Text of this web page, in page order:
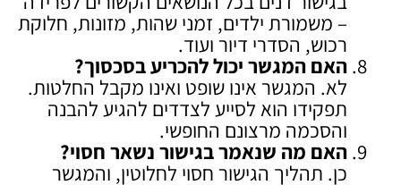
– משמורת ילדים, זמני שהות, מזונות, חלוקת
רכוש, הסדרי דיור ועוד.
האם המגשר יכול להכריע בסכסוך?
לא. המגשר אינו שופט ואינו מקבל החלטות.
תפקידו הוא לסייע לצדדים להגיע להבנה
והסכמה מרצונם החופשי.
האם מה שנאמר בגישור נשאר חסוי?
כן. תהליך הגישור חסוי לחלוטין, והמגשר